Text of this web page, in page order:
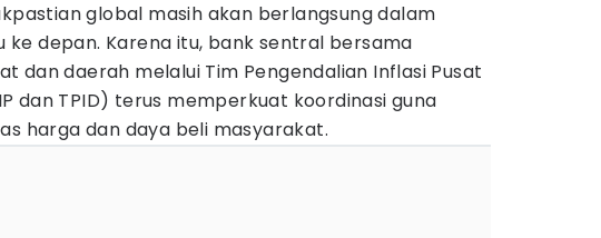
global masih akan berlangsung dalam
ke depan. Karena itu, bank sentral bersama
dan daerah melalui Tim Pengendalian Inflasi Pusat
dan TPID) terus memperkuat koordinasi guna
harga dan daya beli masyarakat.